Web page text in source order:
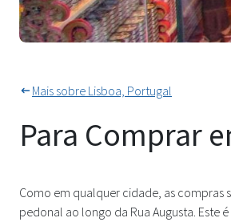
Mais sobre Lisboa, Portugal
Para Comprar
Como em qualquer cidade, as compras
pedonal ao longo da Rua Augusta. Este